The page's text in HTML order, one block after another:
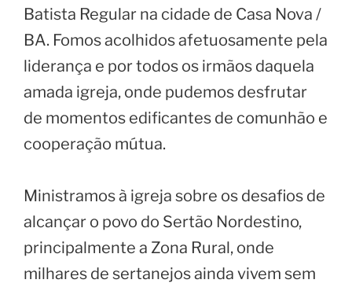
Batista Regular na cidade de Casa Nova /
BA. Fomos acolhidos afetuosamente pela
liderança e por todos os irmãos daquela
amada igreja, onde pudemos desfrutar
de momentos edificantes de comunhão e
cooperação mútua.
Ministramos à igreja sobre os desafios de
alcançar o povo do Sertão Nordestino,
principalmente a Zona Rural, onde
milhares de sertanejos ainda vivem sem